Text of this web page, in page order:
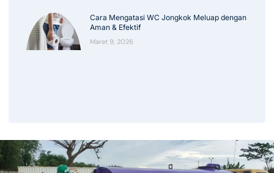
Cara Mengatasi WC Jongkok Meluap dengan
Aman & Efektif
Maret 9, 2026